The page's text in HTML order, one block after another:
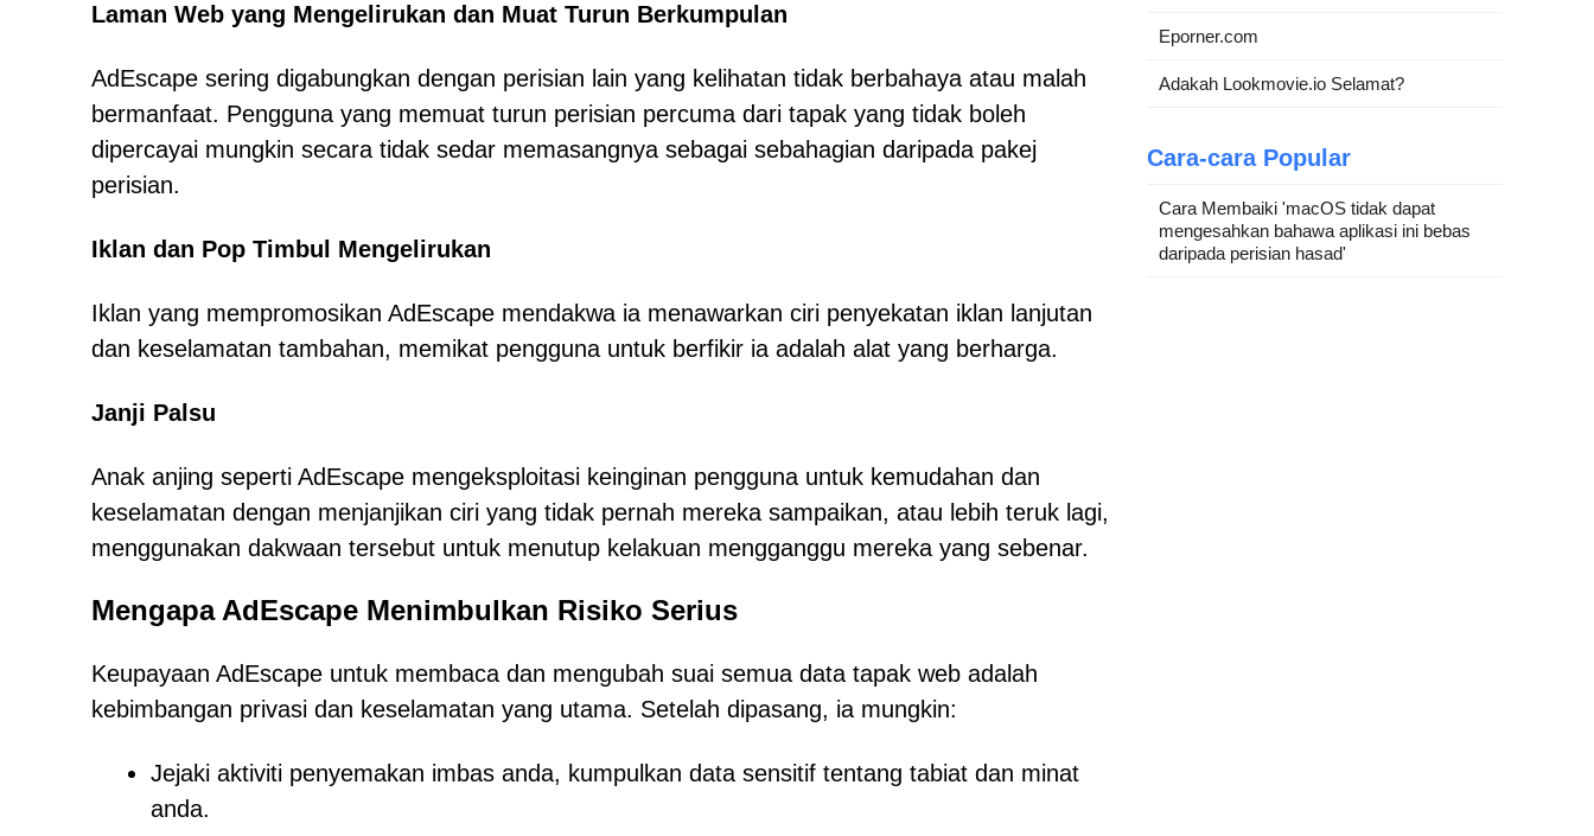
Laman Web yang Mengelirukan dan Muat Turun Berkumpulan
AdEscape sering digabungkan dengan perisian lain yang kelihatan tidak berbahaya atau malah
bermanfaat. Pengguna yang memuat turun perisian percuma dari tapak yang tidak boleh
dipercayai mungkin secara tidak sedar memasangnya sebagai sebahagian daripada pakej
perisian.
Iklan dan Pop Timbul Mengelirukan
Iklan yang mempromosikan AdEscape mendakwa ia menawarkan ciri penyekatan iklan lanjutan
dan keselamatan tambahan, memikat pengguna untuk berfikir ia adalah alat yang berharga.
Janji Palsu
Anak anjing seperti AdEscape mengeksploitasi keinginan pengguna untuk kemudahan dan
keselamatan dengan menjanjikan ciri yang tidak pernah mereka sampaikan, atau lebih teruk lagi,
menggunakan dakwaan tersebut untuk menutup kelakuan mengganggu mereka yang sebenar.
Mengapa AdEscape Menimbulkan Risiko Serius
Keupayaan AdEscape untuk membaca dan mengubah suai semua data tapak web adalah
kebimbangan privasi dan keselamatan yang utama. Setelah dipasang, ia mungkin:
Jejaki aktiviti penyemakan imbas anda, kumpulkan data sensitif tentang tabiat dan minat
anda.
Eporner.com
Adakah Lookmovie.io Selamat?
Cara-cara Popular
Cara Membaiki 'macOS tidak dapat
mengesahkan bahawa aplikasi ini bebas
daripada perisian hasad'